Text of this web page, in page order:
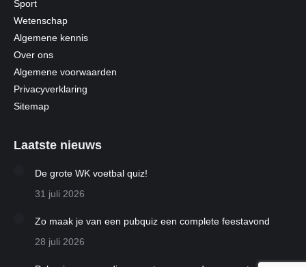
Sport
Wetenschap
Algemene kennis
Over ons
Algemene voorwaarden
Privacyverklaring
Sitemap
Laatste nieuws
De grote WK voetbal quiz!
31 juli 2026
Zo maak je van een pubquiz een complete feestavond
28 juli 2026